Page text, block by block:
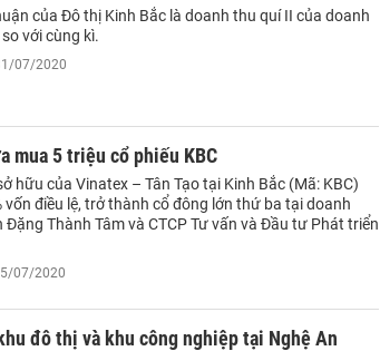
của Đô thị Kinh Bắc là doanh thu quí II của doanh
với cùng kì.
07/2020
mua 5 triệu cổ phiếu KBC
hữu của Vinatex – Tân Tạo tại Kinh Bắc (Mã: KBC)
vốn điều lệ, trở thành cổ đông lớn thứ ba tại doanh
Đặng Thành Tâm và CTCP Tư vấn và Đầu tư Phát triển
07/2020
đô thị và khu công nghiệp tại Nghệ An